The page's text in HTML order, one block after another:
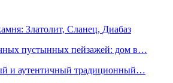
Златолит, Сланец, Диабаз
пустынных пейзажей: дом в…
и аутентичный традиционный…